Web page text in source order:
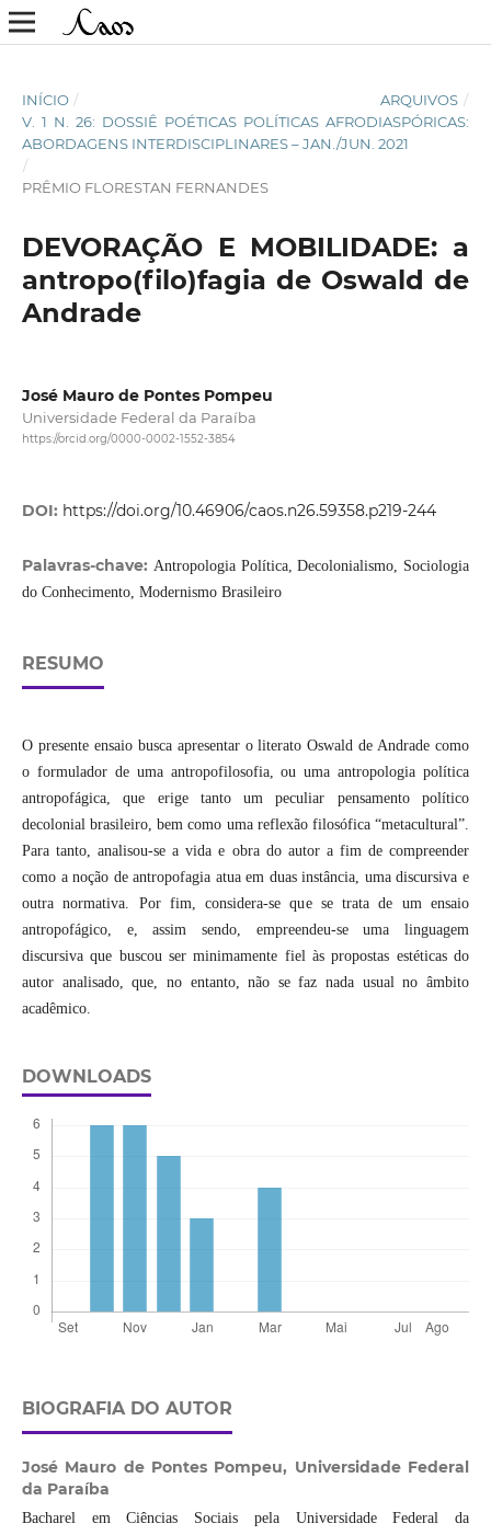
INÍCIO / ARQUIVOS /
V. 1 N. 26: DOSSIÊ POÉTICAS POLÍTICAS AFRODIASPÓRICAS:
ABORDAGENS INTERDISCIPLINARES – JAN./JUN. 2021
/
PRÊMIO FLORESTAN FERNANDES
DEVORAÇÃO E MOBILIDADE: a
antropo(filo)fagia de Oswald de
Andrade
José Mauro de Pontes Pompeu
Universidade Federal da Paraíba
https://orcid.org/0000-0002-1552-3854
DOI: https://doi.org/10.46906/caos.n26.59358.p219-244
Palavras-chave: Antropologia Política, Decolonialismo, Sociologia
do Conhecimento, Modernismo Brasileiro
RESUMO
O presente ensaio busca apresentar o literato Oswald de Andrade como
o formulador de uma antropofilosofia, ou uma antropologia política
antropofágica, que erige tanto um peculiar pensamento político
decolonial brasileiro, bem como uma reflexão filosófica “metacultural”.
Para tanto, analisou-se a vida e obra do autor a fim de compreender
como a noção de antropofagia atua em duas instância, uma discursiva e
outra normativa. Por fim, considera-se que se trata de um ensaio
antropofágico, e, assim sendo, empreendeu-se uma linguagem
discursiva que buscou ser minimamente fiel às propostas estéticas do
autor analisado, que, no entanto, não se faz nada usual no âmbito
acadêmico.
DOWNLOADS
BIOGRAFIA DO AUTOR
José Mauro de Pontes Pompeu, Universidade Federal
da Paraíba
Bacharel em Ciências Sociais pela Universidade Federal da